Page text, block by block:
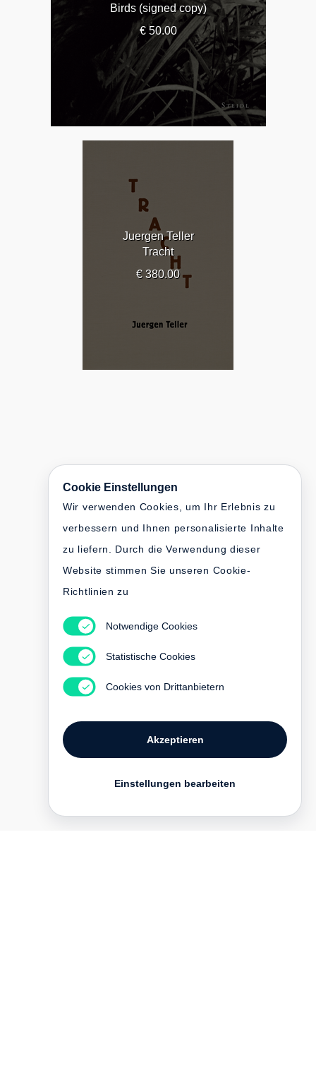
Birds (signed copy)
€ 50.00
Juergen Teller
Tracht
€ 380.00
Cookie Einstellungen
Wir verwenden Cookies, um Ihr Erlebnis zu
verbessern und Ihnen personalisierte Inhalte
zu liefern. Durch die Verwendung dieser
Website stimmen Sie unseren Cookie-
Richtlinien zu
Notwendige Cookies
Statistische Cookies
Cookies von Drittanbietern
Akzeptieren
Einstellungen bearbeiten